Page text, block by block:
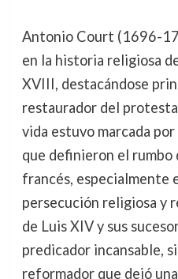
Antonio Court (1696-
en la historia religiosa
XVIII, destacándose
restaurador del
vida estuvo marcada
que definieron el
francés, especialmente
persecución religiosa y
de Luis XIV y sus
predicador incansable,
reformador que dejó